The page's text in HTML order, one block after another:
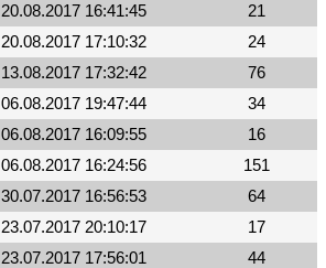
20.08.2017 16:41:45
21
20.08.2017 17:10:32
24
13.08.2017 17:32:42
76
06.08.2017 19:47:44
34
06.08.2017 16:09:55
16
06.08.2017 16:24:56
151
30.07.2017 16:56:53
64
23.07.2017 20:10:17
17
23.07.2017 17:56:01
44